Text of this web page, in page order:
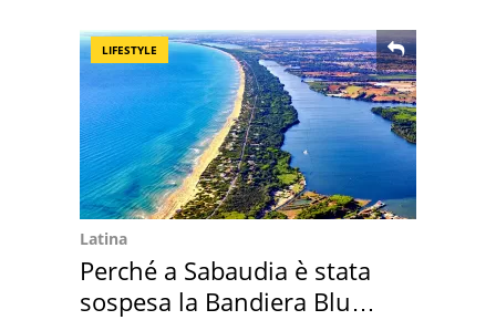
LIFESTYLE
Latina
Perché a Sabaudia è stata
sospesa la Bandiera Blu